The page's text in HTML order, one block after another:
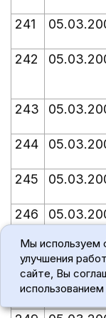
241
242
243
244
245
246
247
248
Мы используем
улучшения
сайте, Вы
использованием